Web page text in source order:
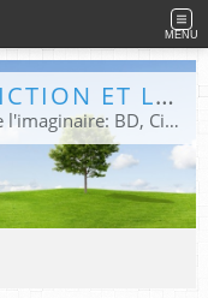
MENU
SITE SUR LA SCIENCE-FICTION ET LE FANTASTIQUE
Site sur toute la culture des genres de l'imaginaire: BD, Cinéma, Livre, Jeux, Théâtre. Présent dans les principaux festivals de film fantastique e de science-fiction, salons et conventions.